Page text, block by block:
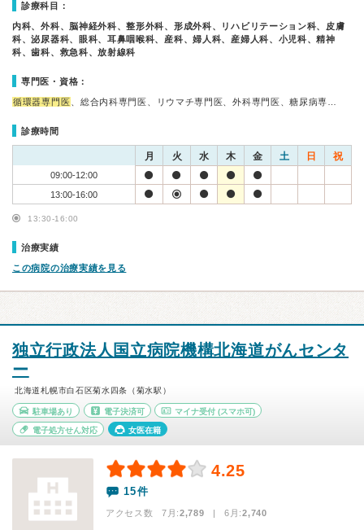
診療科目：
内科、外科、脳神経外科、整形外科、形成外科、リハビリテーション科、皮膚
科、泌尿器科、眼科、耳鼻咽喉科、産科、婦人科、産婦人科、小児科、精神
科、歯科、救急科、放射線科
専門医・資格：
循環器専門医 、総合内科専門医、リウマチ専門医、外科専門医、糖尿病専…
診療時間
月 火 水 木 金 土 日 祝
09:00-12:00
13:00-16:00
13:30-16:00
治療実績
この病院の治療実績を見る
独立行政法人国立病院機構北海道がんセンタ
ー
北海道札幌市白石区菊水四条（菊水駅）
駐車場あり 電子決済可 マイナ受付 (スマホ可)
電子処方せん対応 女医在籍
4.25
15件
アクセス数 7月:2,789 | 6月:2,740